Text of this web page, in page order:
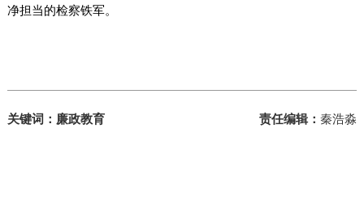
净担当的检察铁军。
关键词：廉政教育 责任编辑：秦浩淼